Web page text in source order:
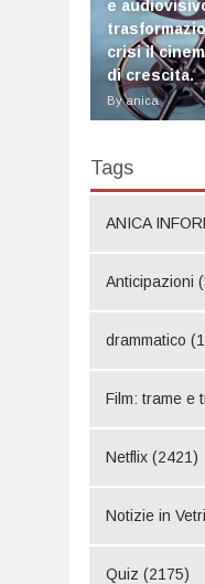
e
crisi il
di crescita.
By anica
Tags
ANICA
Anticipazioni
drammatico
Film: trame e
Netflix (2421)
Notizie in
Quiz (2175)